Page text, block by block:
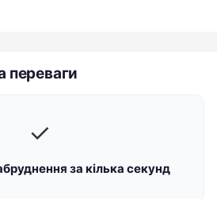
переваги
✓
за кілька секунд